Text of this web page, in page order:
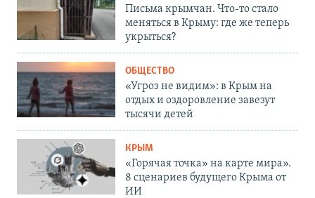
Письма крымчан. Что-то стало
меняться в Крыму: где же теперь
укрыться?
ОБЩЕСТВО
«Угроз не видим»: в Крым на
отдых и оздоровление завезут
тысячи детей
КРЫМ
«Горячая точка» на карте мира».
8 сценариев будущего Крыма от
ИИ